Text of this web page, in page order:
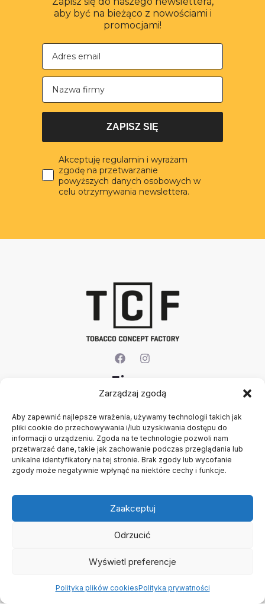
Zarządzaj zgodą
Aby zapewnić najlepsze wrażenia, używamy technologii takich jak
pliki cookie do przechowywania i/lub uzyskiwania dostępu do
informacji o urządzeniu. Zgoda na te technologie pozwoli nam
przetwarzać dane, takie jak zachowanie podczas przeglądania lub
unikalne identyfikatory na tej stronie. Brak zgody lub wycofanie
zgody może negatywnie wpłynąć na niektóre cechy i funkcje.
Zaakceptuj
Odrzucić
Wyświetl preferencje
Polityka plików cookiesPolityka prywatności
aby być na bieżąco z nowościami i
promocjami!
Nazwa firmy
ZAPISZ SIĘ
Akceptuję regulamin i wyrażam
zgodę na przetwarzanie
powyższych danych osobowych w
celu otrzymywania newslettera.
Firma
Kontakt
Rejestracja firmy
Konto
Polityka prywatności
Regulamin
Copyright © 2026 B2B - Panel Hurtowy - TCF - Tobacco